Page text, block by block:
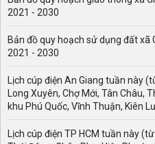
2021 - 2030
Bản đồ quy hoạch sử dụng đất xã
2021 - 2030
Lịch cúp điện An Giang tuần này
Long Xuyên, Chợ Mới, Tân Châu,
khu Phú Quốc, Vĩnh Thuận, Kiên
Lịch cúp điện TP HCM tuần này